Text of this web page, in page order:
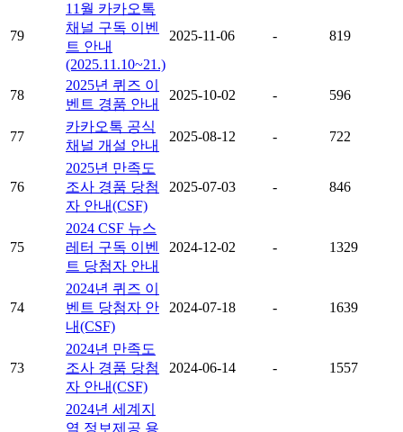
79
11월 카카오톡
채널 구독 이벤
트 안내
(2025.11.10~21.)
2025-11-06 - 819
78
2025년 퀴즈 이
벤트 경품 안내
2025-10-02 - 596
77
카카오톡 공식
채널 개설 안내
2025-08-12 - 722
76
2025년 만족도
조사 경품 당첨
자 안내(CSF)
2025-07-03 - 846
75
2024 CSF 뉴스
레터 구독 이벤
트 당첨자 안내
2024-12-02 - 1329
74
2024년 퀴즈 이
벤트 당첨자 안
내(CSF)
2024-07-18 - 1639
73
2024년 만족도
조사 경품 당첨
자 안내(CSF)
2024-06-14 - 1557
2024년 세계지
역 정보제공 용